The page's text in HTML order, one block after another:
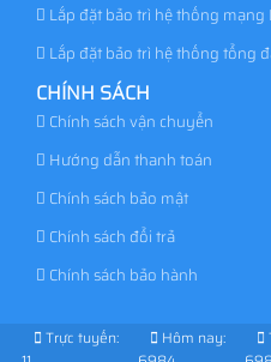
Lắp đặt bảo trì hệ thống mạng
Lắp đặt bảo trì hệ thống tổng
CHÍNH SÁCH
Chính sách vận chuyển
Hướng dẫn thanh toán
Chính sách bảo mật
Chính sách đổi trả
Chính sách bảo hành
Trực tuyến:
Hôm nay: